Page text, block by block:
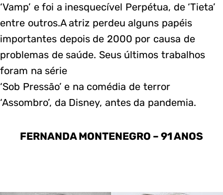
‘Vamp’ e foi a inesquecível Perpétua, de ‘Tieta’
entre outros.A atriz perdeu alguns papéis
importantes depois de 2000 por causa de
problemas de saúde. Seus últimos trabalhos
foram na série
‘Sob Pressão’ e na comédia de terror
‘Assombro’, da Disney, antes da pandemia.
FERNANDA MONTENEGRO – 91 ANOS